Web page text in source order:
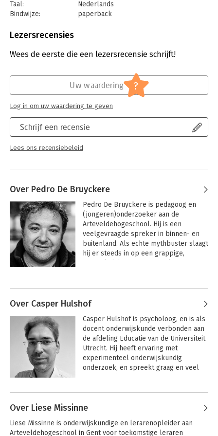
Taal:
Nederlands
Bindwijze:
paperback
Uitgever:
Verschijningsdatum:
20-9-2021
Lezersrecensies
Wees de eerste die een lezersrecensie schrijft!
Schrijf een recensie
Lees ons recensiebeleid
Uw waardering ?
Log in om uw waardering te geven
Over Pedro De Bruyckere
Pedro De Bruyckere is pedagoog en
(jongeren)onderzoeker aan de
Arteveldehogeschool. Hij is een
veelgevraagde spreker in binnen- en
buitenland. Als echte mythbuster slaagt
hij er steeds in op een grappige,
Jeugd is tegenwoordig' en 'Jongens zijn
slimmer dan
meisjes
tegenwoordig
Over Casper Hulshof
Casper Hulshof is psycholoog, en is als
docent onderwijskunde verbonden aan
de afdeling Educatie van de Universiteit
Utrecht. Hij heeft ervaring met
experimenteel onderwijskundig
onderzoek, en spreekt graag en veel
Hulshof
Over Liese Missinne
Liese Missinne is onderwijskundige en lerarenopleider aan
Arteveldehogeschool in Gent voor toekomstige leraren